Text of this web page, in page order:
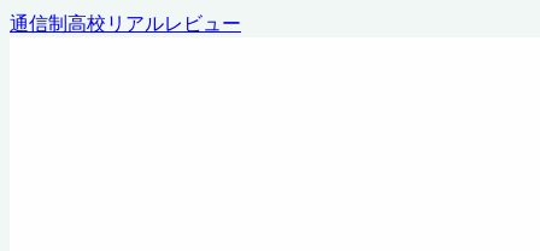
通信制高校リアルレビュー